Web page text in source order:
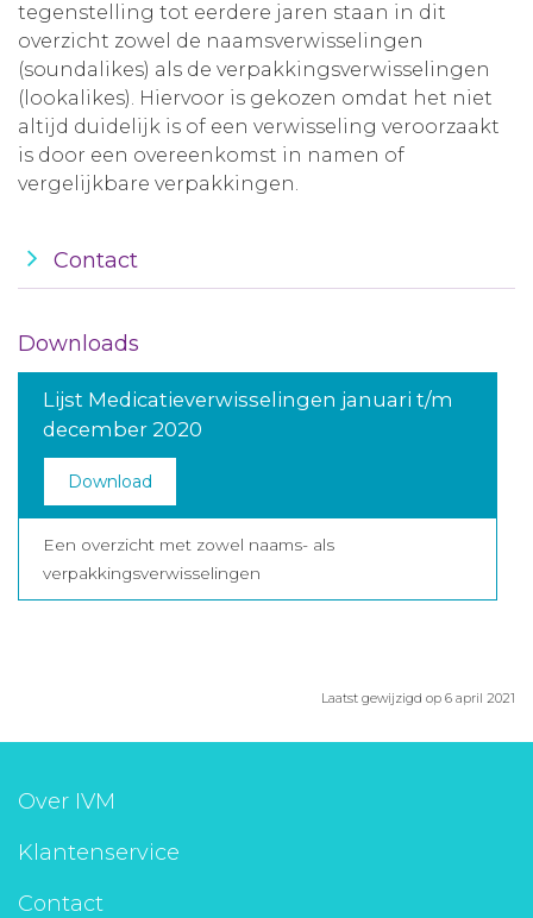
Toegang leeromgeving
tegenstelling tot eerdere jaren staan in dit
overzicht zowel de naamsverwisselingen
(soundalikes) als de verpakkingsverwisselingen
(lookalikes). Hiervoor is gekozen omdat het niet
altijd duidelijk is of een verwisseling veroorzaakt
is door een overeenkomst in namen of
vergelijkbare verpakkingen.
Contact
Downloads
Lijst Medicatieverwisselingen januari t/m
december 2020
Download
Een overzicht met zowel naams- als
verpakkingsverwisselingen
Laatst gewijzigd op 6 april 2021
Over IVM
Klantenservice
Contact